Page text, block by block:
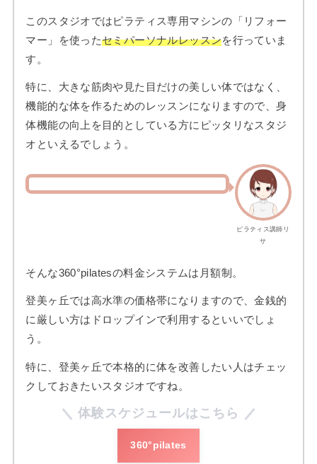
このスタジオではピラティス専用マシンの「リフォー
マー」を使ったセミパーソナルレッスンを行っていま
す。
特に、大きな筋肉や見た目だけの美しい体ではなく、
機能的な体を作るためのレッスンになりますので、身
体機能の向上を目的としている方にピッタリなスタジ
オといえるでしょう。
ピラティス講師リ
サ
そんな360°pilatesの料金システムは月額制。
登美ヶ丘では高水準の価格帯になりますので、金銭的
に厳しい方はドロップインで利用するといいでしょ
う。
特に、登美ヶ丘で本格的に体を改善したい人はチェッ
クしておきたいスタジオですね。
体験スケジュールはこちら
360°pilates